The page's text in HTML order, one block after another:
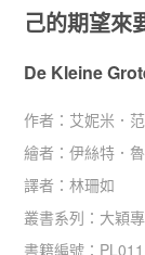
己的期望來
De Kleine
作者： 艾妮米．
繪者：伊絲特．
譯者：林珊如
叢書系列： 大穎
書籍編號： PL011